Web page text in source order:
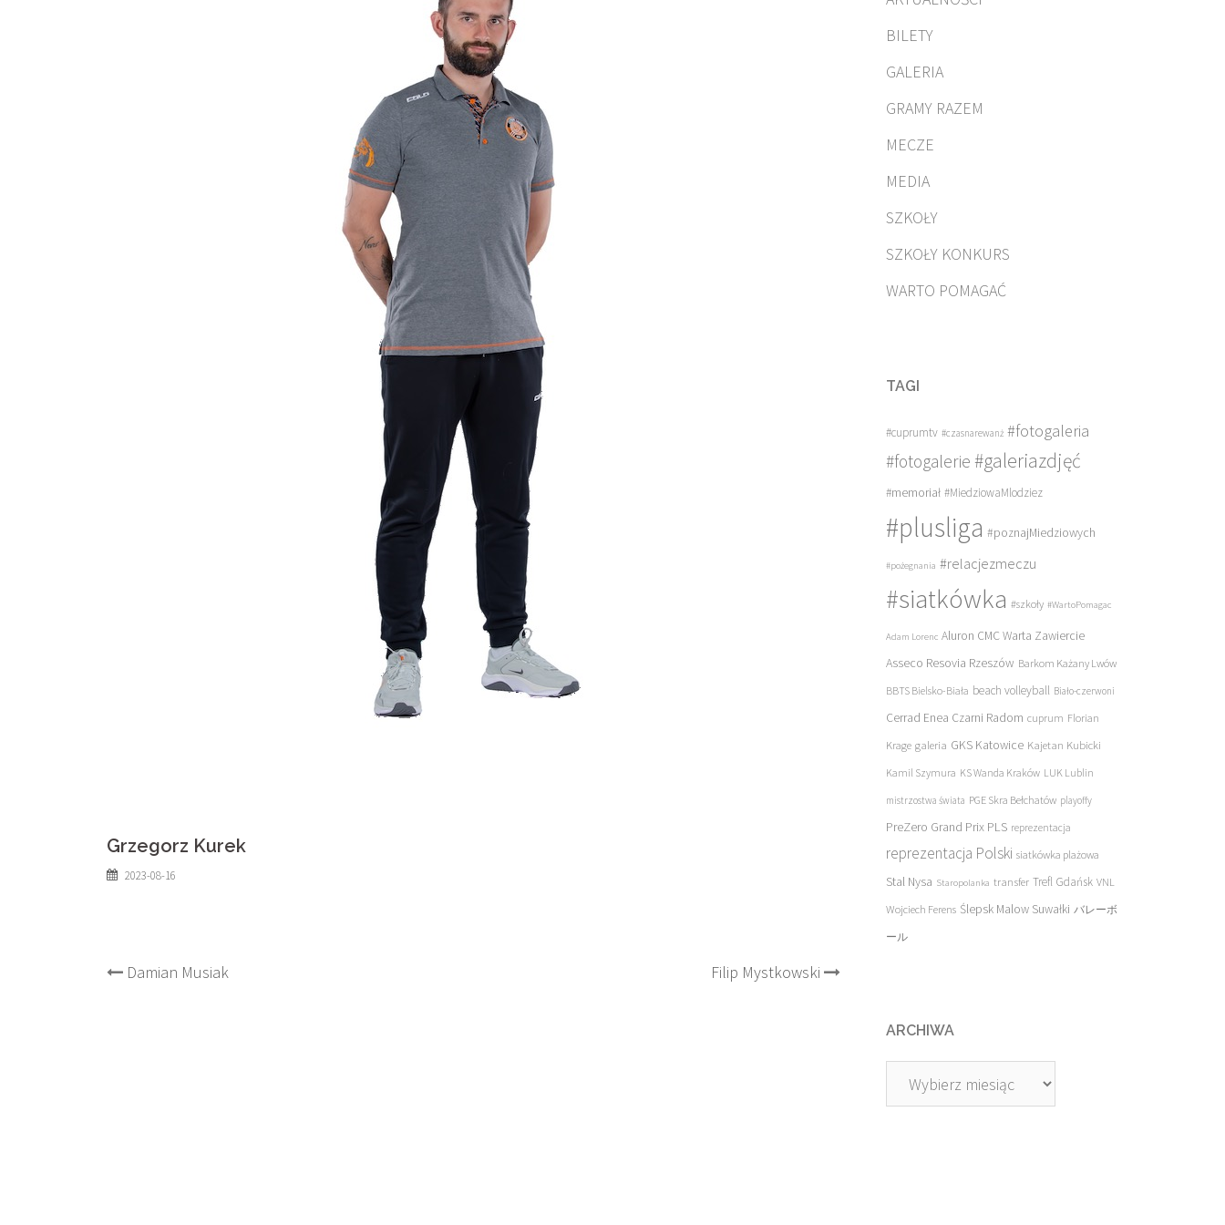
Grzegorz Kurek
2023-08-16
Post
Damian Musiak Filip Mystkowski
BILETY
GALERIA
GRAMY RAZEM
MECZE
MEDIA
SZKOŁY
SZKOŁY KONKURS
WARTO POMAGAĆ
TAGI
#cuprumtv #czasnarewanż #fotogaleria
#fotogalerie #galeriazdjęć
#memoriał #MiedziowaMlodziez
#plusliga #poznajMiedziowych
#pożegnania #relacjezmeczu
#siatkówka #szkoły #WartoPomagac
Adam Lorenc Aluron CMC Warta Zawiercie
Asseco Resovia Rzeszów Barkom Każany Lwów
BBTS Bielsko-Biała beach volleyball Biało-czerwoni
Cerrad Enea Czarni Radom cuprum Florian
Krage galeria GKS Katowice Kajetan Kubicki
Kamil Szymura KS Wanda Kraków LUK Lublin
mistrzostwa świata PGE Skra Bełchatów playoffy
PreZero Grand Prix PLS reprezentacja
reprezentacja Polski siatkówka plażowa
Stal Nysa Staropolanka transfer Trefl Gdańsk VNL
Wojciech Ferens Ślepsk Malow Suwałki バレーボ
ール
ARCHIWA
Archiwa